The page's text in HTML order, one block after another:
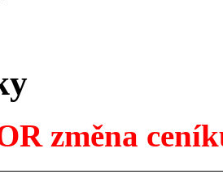
změna